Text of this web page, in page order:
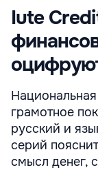
Iute
грамотное
русский и
серий
смысл денег,